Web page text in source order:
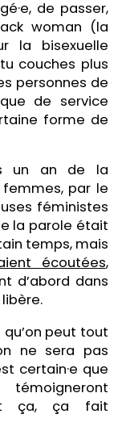
de passer,
woman (la
la bisexuelle
couches plus
personnes de
de service
forme de
un an de la
par le
féministes
la parole était
temps, mais
écoutées,
d’abord dans
peut tout
ne sera pas
certain·e que
Et ça, ça fait